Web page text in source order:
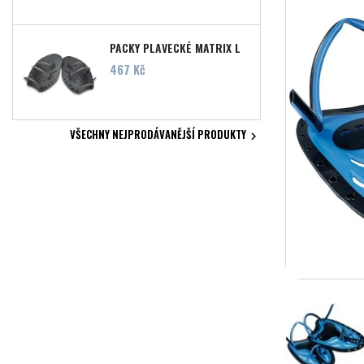
PACKY PLAVECKÉ MATRIX L
Cena
467 Kč
VŠECHNY NEJPRODÁVANĚJŠÍ PRODUKTY 